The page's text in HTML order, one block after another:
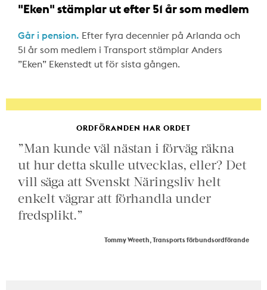
"Eken" stämplar ut efter 51 år som medlem
Går i pension. Efter fyra decennier på Arlanda och
51 år som medlem i Transport stämplar Anders
”Eken” Ekenstedt ut för sista gången.
ORDFÖRANDEN HAR ORDET
”Man kunde väl nästan i förväg räkna
ut hur detta skulle utvecklas, eller? Det
vill säga att Svenskt Näringsliv helt
enkelt vägrar att förhandla under
fredsplikt.”
Tommy Wreeth, Transports förbundsordförande